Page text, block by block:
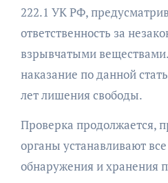
222.1 УК РФ,
ответственность за
взрывчатыми
наказание по данной
лет лишения свободы.
Проверка продолжается,
органы устанавливают все
обнаружения и хранения